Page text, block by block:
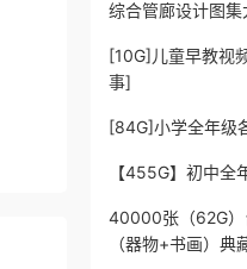
综合管廊设计图集
[10G]儿童早教视
事]
[84G]小学全年级
【455G】初中全
40000张（62G）
（器物+书画）典